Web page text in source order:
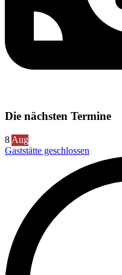
Die nächsten Termine
8 Aug
Gaststätte geschlossen